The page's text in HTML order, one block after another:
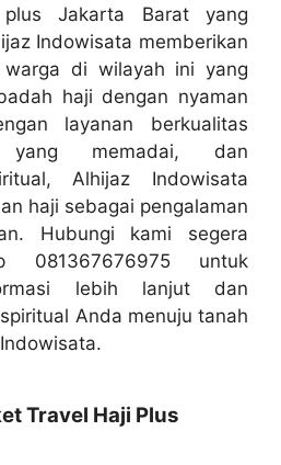
Jakarta Barat yang
Indowisata memberikan
di wilayah ini yang
haji dengan nyaman
layanan berkualitas
memadai, dan
Alhijaz Indowisata
haji sebagai pengalaman
Hubungi kami segera
081367676975 untuk
lebih lanjut dan
Anda menuju tanah
Travel Haji Plus